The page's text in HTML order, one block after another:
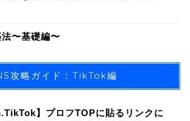
〜基礎編〜
攻略ガイド：TikTok編
】プロフTOPに貼るリンクに